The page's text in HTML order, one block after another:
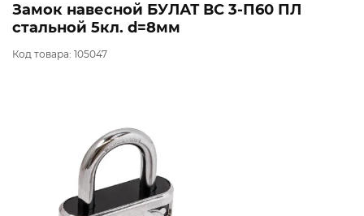
Замок навесной БУЛАТ ВС 3-П60 ПЛ
стальной 5кл. d=8мм
Код товара: 105047